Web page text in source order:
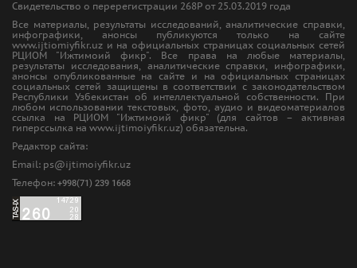
Свидетельство о перерегистрации 268Р от 25.03.2019 года
Все материалы, результаты исследований, аналитические справки,
инфографики, анонсы публикуются только на сайте
www.ijtiomiyfikr.uz и на официальных страницах социальных сетей
РЦИОМ "Ижтимоий фикр". Все права на любые материалы,
результаты исследования, аналитические справки, инфографики,
анонсы опубликованные на сайте и на официальных страницах
социальных сетей защищены в соответствии с законодательством
Республики Узбекистан об интеллектуальной собственности. При
любом использовании текстовых, фото, аудио и видеоматериалов
ссылка на РЦИОМ "Ижтимоий фикр" (для сайтов – активная
гиперссылка на www.ijtimoiyfikr.uz) обязательна.
Редактор сайта:
Еmail: ps@ijtimoiyfikr.uz
Телефон: +998(71) 239 1668